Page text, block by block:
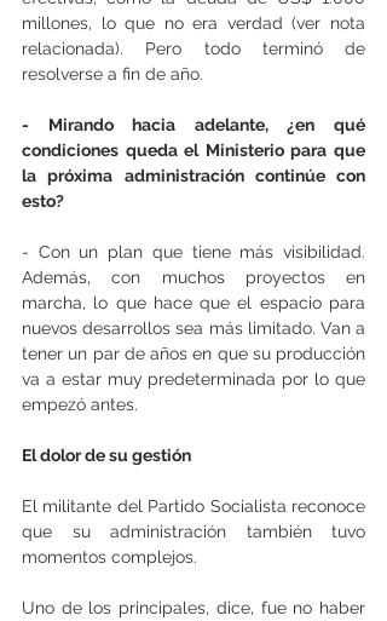
millones, lo que no era verdad (ver nota
relacionada). Pero todo terminó de
resolverse a fin de año.
- Mirando hacia adelante, ¿en qué
condiciones queda el Ministerio para que
la próxima administración continúe con
esto?
- Con un plan que tiene más visibilidad.
Además, con muchos proyectos en
marcha, lo que hace que el espacio para
nuevos desarrollos sea más limitado. Van a
tener un par de años en que su producción
va a estar muy predeterminada por lo que
empezó antes.
El dolor de su gestión
El militante del Partido Socialista reconoce
que su administración también tuvo
momentos complejos.
Uno de los principales, dice, fue no haber